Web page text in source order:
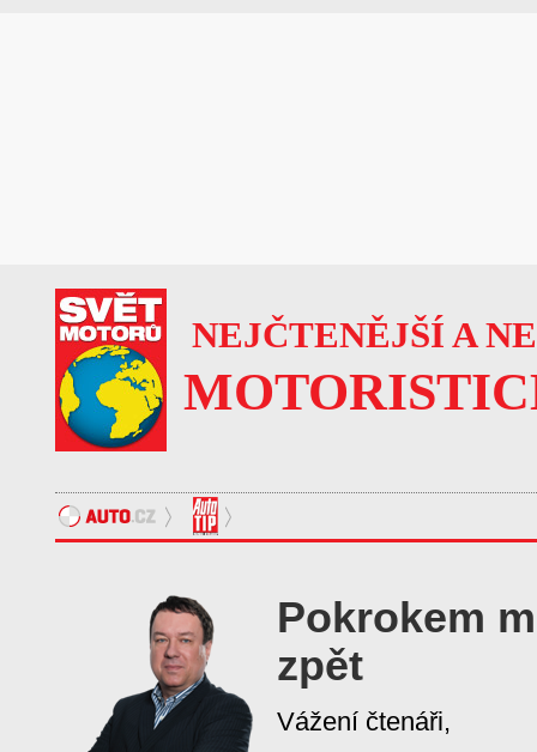
NEJČTENĚJŠÍ A
Pokrokem
zpět
Vážení čtenáři,